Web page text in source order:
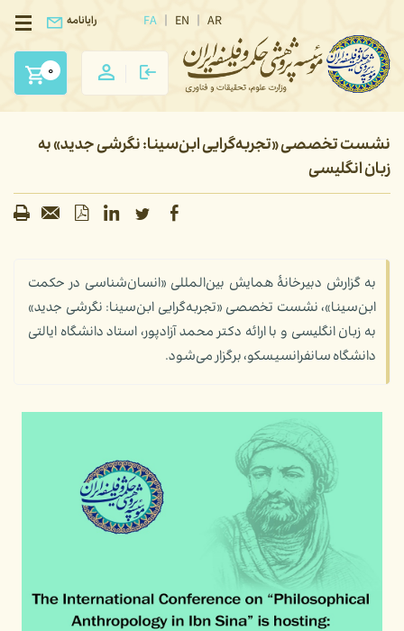
FA EN AR رایانامه
0
نشست تخصصی «تجربه‌گرایی ابن‌سینا: نگرشی جدید» به
زبان انگلیسی
به گزارش دبیرخانۀ همایش بین‌المللی «انسان‌شناسی در حکمت
ابن‌سینا»، نشست تخصصی «تجربه‌گرایی ابن‌سینا: نگرشی جدید»
به زبان انگلیسی و با ارائه دکتر محمد آزادپور، استاد دانشگاه ایالتی
دانشگاه سانفرانسیسکو، برگزار می‌شود.